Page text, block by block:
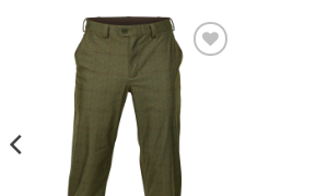
Toevoegen